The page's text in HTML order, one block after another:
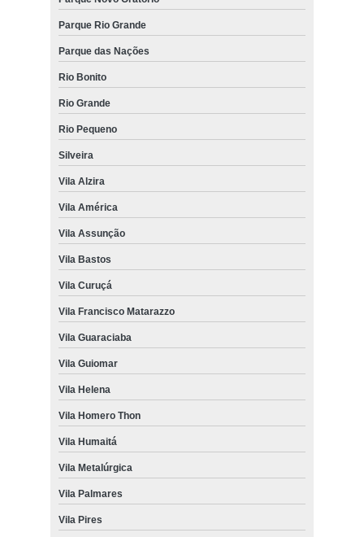
Parque Rio Grande
Parque das Nações
Rio Bonito
Rio Grande
Rio Pequeno
Silveira
Vila Alzira
Vila América
Vila Assunção
Vila Bastos
Vila Curuçá
Vila Francisco Matarazzo
Vila Guaraciaba
Vila Guiomar
Vila Helena
Vila Homero Thon
Vila Humaitá
Vila Metalúrgica
Vila Palmares
Vila Pires